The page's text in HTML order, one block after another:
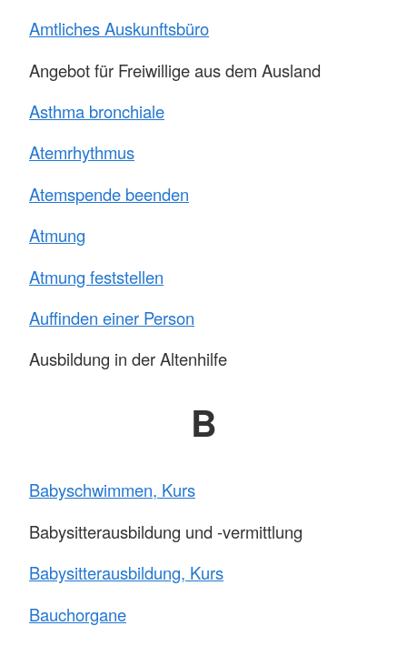
Amtliches Auskunftsbüro
Angebot für Freiwillige aus dem Ausland
Asthma bronchiale
Atemrhythmus
Atemspende beenden
Atmung
Atmung feststellen
Auffinden einer Person
Ausbildung in der Altenhilfe
B
Babyschwimmen, Kurs
Babysitterausbildung und -vermittlung
Babysitterausbildung, Kurs
Bauchorgane